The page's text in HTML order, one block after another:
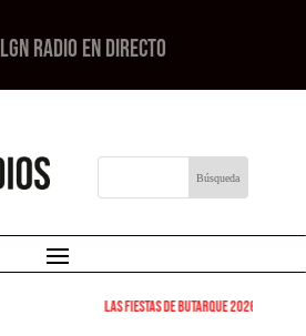
LGN RADIO EN DIRECTO
Las Fiestas de Butarque 2026 arrancan